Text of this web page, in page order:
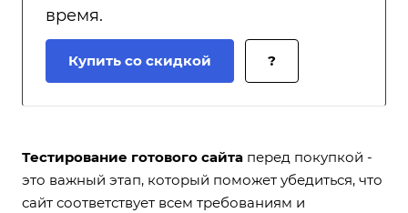
время.
Купить со скидкой ?
Тестирование готового сайта перед покупкой -
это важный этап, который поможет убедиться, что
сайт соответствует всем требованиям и